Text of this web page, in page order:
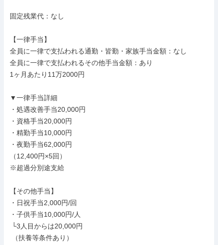
固定残業代：なし
【一律手当】
全員に一律で支払われる通勤・皆勤・家族手当金額：なし
全員に一律で支払われるその他手当金額：あり
1ヶ月あたり11万2000円
▼一律手当詳細
・処遇改善手当20,000円
・資格手当20,000円
・精勤手当10,000円
・夜勤手当62,000円
（12,400円×5回）
※超過分別途支給
【その他手当】
・日祝手当2,000円/回
・子供手当10,000円/人